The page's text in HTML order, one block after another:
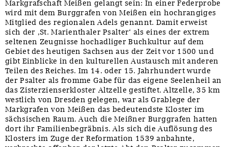
Markgrafschaft Meißen gelangt sein: In einer Federprobe
wird mit dem Burggrafen von Meißen ein hochrangiges
Mitglied des regionalen Adels genannt. Damit erweist
sich der ‚St. Marienthaler Psalter‘ als eines der extrem
seltenen Zeugnisse hochadliger Buchkultur auf dem
Gebiet des heutigen Sachsen aus der Zeit vor 1500 und
gibt Einblicke in den kulturellen Austausch mit anderen
Teilen des Reiches. Im 14. oder 15. Jahrhundert wurde
der Psalter als fromme Gabe für das eigene Seelenheil an
das Zisterzienserkloster Altzelle gestiftet. Altzelle, 35 km
westlich von Dresden gelegen, war als Grablege der
Markgrafen von Meißen das bedeutendste Kloster im
sächsischen Raum. Auch die Meißner Burggrafen hatten
dort ihr Familienbegräbnis. Als sich die Auflösung des
Klosters im Zuge der Reformation 1539 anbahnte,